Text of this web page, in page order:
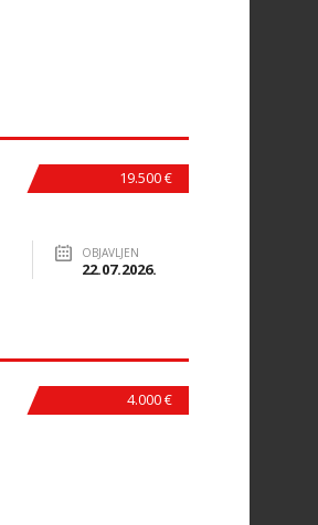
19.500 €
OBJAVLJEN
22.07.2026.
4.000 €